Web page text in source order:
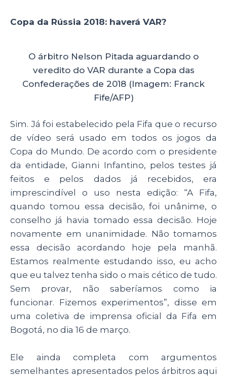
Copa da Rússia 2018: haverá VAR?
O árbitro Nelson Pitada aguardando o
veredito do VAR durante a Copa das
Confederações de 2018 (Imagem: Franck
Fife/AFP)
Sim. Já foi estabelecido pela Fifa que o recurso
de vídeo será usado em todos os jogos da
Copa do Mundo. De acordo com o presidente
da entidade, Gianni Infantino, pelos testes já
feitos e pelos dados já recebidos, era
imprescindível o uso nesta edição: “A Fifa,
quando tomou essa decisão, foi unânime, o
conselho já havia tomado essa decisão. Hoje
novamente em unanimidade. Não tomamos
essa decisão acordando hoje pela manhã.
Estamos realmente estudando isso, eu acho
que eu talvez tenha sido o mais cético de tudo.
Sem provar, não saberíamos como ia
funcionar. Fizemos experimentos”, disse em
uma coletiva de imprensa oficial da Fifa em
Bogotá, no dia 16 de março.
Ele ainda completa com argumentos
semelhantes apresentados pelos árbitros aqui